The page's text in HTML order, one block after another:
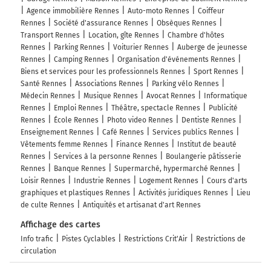
Agence immobilière Rennes
Auto-moto Rennes
Coiffeur
Rennes
Société d'assurance Rennes
Obsèques Rennes
Transport Rennes
Location, gîte Rennes
Chambre d'hôtes
Rennes
Parking Rennes Voiturier Rennes
Auberge de jeunesse
Rennes
Camping Rennes
Organisation d'événements Rennes
Biens et services pour les professionnels Rennes
Sport Rennes
Santé Rennes
Associations Rennes
Parking vélo Rennes
Médecin Rennes
Musique Rennes Avocat Rennes
Informatique
Rennes
Emploi Rennes Théâtre, spectacle Rennes
Publicité
Rennes
École Rennes Photo video Rennes
Dentiste Rennes
Enseignement Rennes
Café Rennes
Services publics Rennes
Vêtements femme Rennes
Finance Rennes
Institut de beauté
Rennes
Services à la personne Rennes
Boulangerie pâtisserie
Rennes
Banque Rennes
Supermarché, hypermarché Rennes
Loisir Rennes
Industrie Rennes Logement Rennes
Cours d'arts
graphiques et plastiques Rennes
Activités juridiques Rennes
Lieu
de culte Rennes
Antiquités et artisanat d'art Rennes
Affichage des cartes
Info trafic Pistes Cyclables Restrictions Crit'Air
Restrictions de
circulation